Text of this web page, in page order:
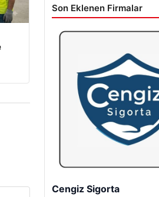
Son Eklenen Firmalar
Hastaş Beton